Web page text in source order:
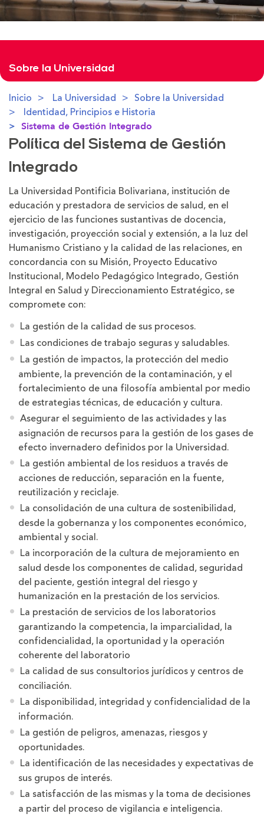
Sobre la Universidad
Inicio La Universidad
Sobre la Universidad
Identidad, Principios e Historia
Sistema de Gestión Integrado
Política del Sistema de Gestión
Integrado
La Universidad Pontificia Bolivariana, institución de
educación y prestadora de servicios de salud, en el
ejercicio de las funciones sustantivas de docencia,
investigación, proyección social y extensión, a la luz del
Humanismo Cristiano y la calidad de las relaciones, en
concordancia con su Misión, Proyecto Educativo
Institucional, Modelo Pedagógico Integrado, Gestión
Integral en Salud y Direccionamiento Estratégico, se
compromete con:
La gestión de la calidad de sus procesos.
Las condiciones de trabajo seguras y saludables.
La gestión de impactos, la protección del medio
ambiente, la prevención de la contaminación, y el
fortalecimiento de una filosofía ambiental por medio
de estrategias técnicas, de educación y cultura.
Asegurar el seguimiento de las actividades y las
asignación de recursos para la gestión de los gases de
efecto invernadero definidos por la Universidad.
La gestión ambiental de los residuos a través de
acciones de reducción, separación en la fuente,
reutilización y reciclaje.
La consolidación de una cultura de sostenibilidad,
desde la gobernanza y los componentes económico,
ambiental y social.
La incorporación de la cultura de mejoramiento en
salud desde los componentes de calidad, seguridad
del paciente, gestión integral del riesgo y
humanización en la prestación de los servicios.
La prestación de servicios de los laboratorios
garantizando la competencia, la imparcialidad, la
confidencialidad, la oportunidad y la operación
coherente del laboratorio
La calidad de sus consultorios jurídicos y centros de
conciliación.
La disponibilidad, integridad y confidencialidad de la
información.
La gestión de peligros, amenazas, riesgos y
oportunidades.
La identificación de las necesidades y expectativas de
sus grupos de interés.
La satisfacción de las mismas y la toma de decisiones
a partir del proceso de vigilancia e inteligencia.